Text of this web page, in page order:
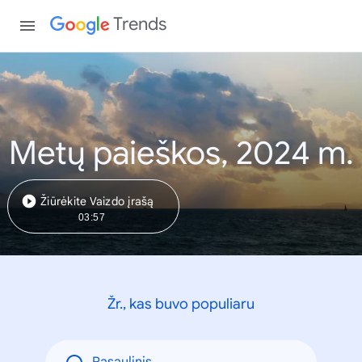
Trends
Metų paieškos, 2024 m.
Žiūrėkite Vaizdo įrašą
03:57
Žr., kas buvo populiaru